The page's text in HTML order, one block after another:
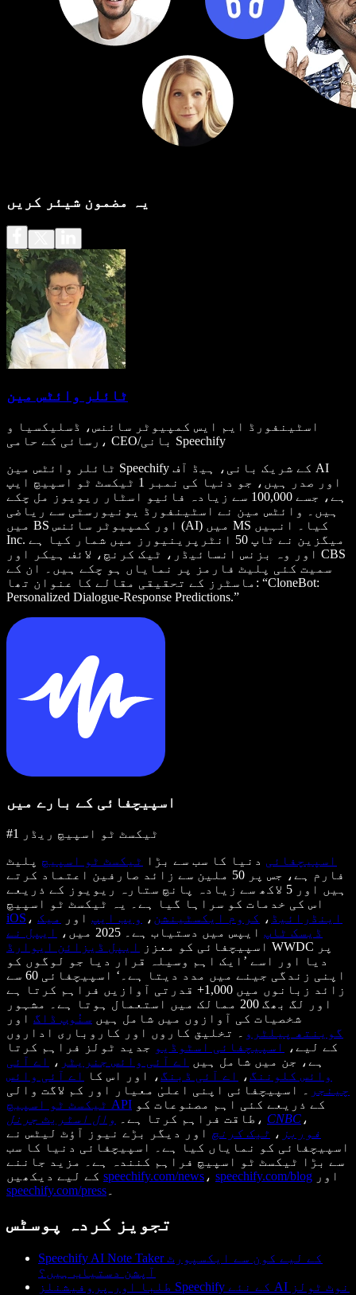
یہ مضمون شیئر کریں
ٹائلر وائٹس مین
اسٹینفورڈ ایم ایس کمپیوٹر سائنس، ڈسلیکسیا و
رسائی کے حامی، CEO/بانی Speechify
ٹائلر وائٹس مین Speechify کے شریک بانی، ہیڈ آف AI
اور صدر ہیں، جو دنیا کی نمبر 1 ٹیکسٹ ٹو اسپیچ ایپ
ہے، جسے 100,000 سے زیادہ فائیو اسٹار ریویوز مل چکے
ہیں۔ وائٹس مین نے اسٹینفورڈ یونیورسٹی سے ریاضی
میں BS اور کمپیوٹر سائنس (AI) میں MS کیا۔ انہیں
Inc. میگزین نے ٹاپ 50 انٹرپرینیورز میں شمار کیا ہے
اور وہ بزنس انسائیڈر، ٹیک کرنچ، لائف ہیکر اور CBS
سمیت کئی پلیٹ فارمز پر نمایاں ہو چکے ہیں۔ ان کے
ماسٹرز کے تحقیقی مقالے کا عنوان تھا: “CloneBot:
Personalized Dialogue-Response Predictions.”
اسپیچفائی کے بارے میں
#1 ٹیکسٹ ٹو اسپیچ ریڈر
اسپیچفائی دنیا کا سب سے بڑا ٹیکسٹ ٹو اسپیچ پلیٹ
فارم ہے، جس پر 50 ملین سے زائد صارفین اعتماد کرتے
ہیں اور 5 لاکھ سے زیادہ پانچ ستارہ ریویوز کے ذریعے
اس کی خدمات کو سراہا گیا ہے۔ یہ ٹیکسٹ ٹو اسپیچ
iOS ، اینڈرائیڈ ، کروم ایکسٹینشن ، ویب ایپ اور
میک
ڈیسک ٹاپ ایپس میں دستیاب ہے۔ 2025 میں،
ایپل نے
اسپیچفائی کو معزز
ایپل ڈیزائن ایوارڈ
WWDC پر
دیا اور اسے ’ایک اہم وسیلہ قرار دیا جو لوگوں کو
اپنی زندگی جینے میں مدد دیتا ہے۔‘ اسپیچفائی 60 سے
زائد زبانوں میں 1,000+ قدرتی آوازیں فراہم کرتا ہے
اور لگ بھگ 200 ممالک میں استعمال ہوتا ہے۔ مشہور
شخصیات کی آوازوں میں شامل ہیں سنُوپ ڈاگ اور
گوینتھ پیلٹرو
۔ تخلیق کاروں اور کاروباری اداروں
کے لیے،
اسپیچفائی اسٹوڈیو جدید ٹولز فراہم کرتا
ہے، جن میں شامل ہیں اے آئی وائس جنریٹر ،
اے آئی
وائس کلوننگ، اے آئی ڈبنگ، اور اس کا
اے آئی وائس
چینجر
۔ اسپیچفائی اپنی اعلیٰ معیار اور کم لاگت والی
ٹیکسٹ ٹو اسپیچ API
طاقت فراہم کرتا ہے۔
وال اسٹریٹ جرنل ، CNBC ،
فوربز ، ٹیک کرنچ اور دیگر بڑے نیوز آؤٹ لیٹس نے
اسپیچفائی کو نمایاں کیا ہے۔ اسپیچفائی دنیا کا سب
سے بڑا ٹیکسٹ ٹو اسپیچ فراہم کنندہ ہے۔ مزید جاننے
speechify.com/news ، speechify.com/blog اور
speechify.com/press
تجویز کردہ پوسٹس
Speechify AI Note Taker کے لیے کون سے ایکسپورٹ
آپشن دستیاب ہیں؟
طلبا اور پروفیشنلز Speechify کے نئے AI نوٹ ٹولز